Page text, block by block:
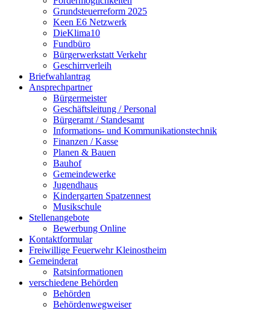
Grundsteuerreform 2025
Keen E6 Netzwerk
DieKlima10
Fundbüro
Bürgerwerkstatt Verkehr
Geschirrverleih
Briefwahlantrag
Ansprechpartner
Bürgermeister
Geschäftsleitung / Personal
Bürgeramt / Standesamt
Informations- und Kommunikationstechnik
Finanzen / Kasse
Planen & Bauen
Bauhof
Gemeindewerke
Jugendhaus
Kindergarten Spatzennest
Musikschule
Stellenangebote
Bewerbung Online
Kontaktformular
Freiwillige Feuerwehr Kleinostheim
Gemeinderat
Ratsinformationen
verschiedene Behörden
Behörden
Behördenwegweiser